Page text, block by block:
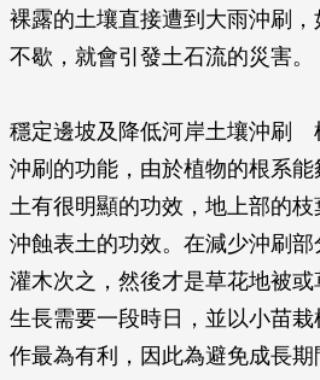
裸露的土壤直接遭到大雨沖刷
不歇，就會引發土石流的災害。
穩定邊坡及降低河岸土壤沖刷
沖刷的功能，由於植物的根系
土有很明顯的功效，地上部的
沖蝕表土的功效。在減少沖刷部
灌木次之，然後才是草花地被
生長需要一段時日，並以小苗
作最為有利，因此為避免成長